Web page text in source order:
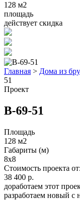
128 м2
площадь
действует скидка
Главная > Дома из
51
Проект
В-69-51
Площадь
128 м2
Габариты (м)
8х8
Стоимость проекта от:
38 400 р.
доработаем этот
разработаем новый с